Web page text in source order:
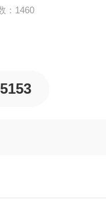
：1460